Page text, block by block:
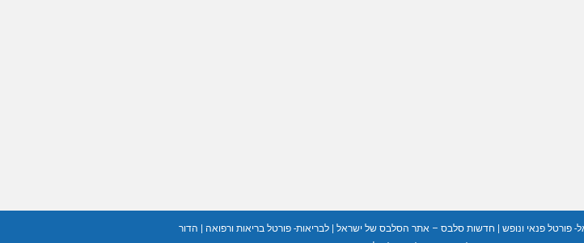
פורטל פנאי ונופש חדשות סלבס – אתר הסלבס של ישראל |לבריאות- פורטל בריאות ורפואה
הדור